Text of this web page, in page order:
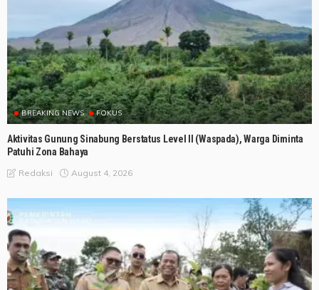
BREAKING NEWS FOKUS
Aktivitas Gunung Sinabung Berstatus Level II (Waspada), Warga Diminta
Patuhi Zona Bahaya
Redaksi August 4, 2026